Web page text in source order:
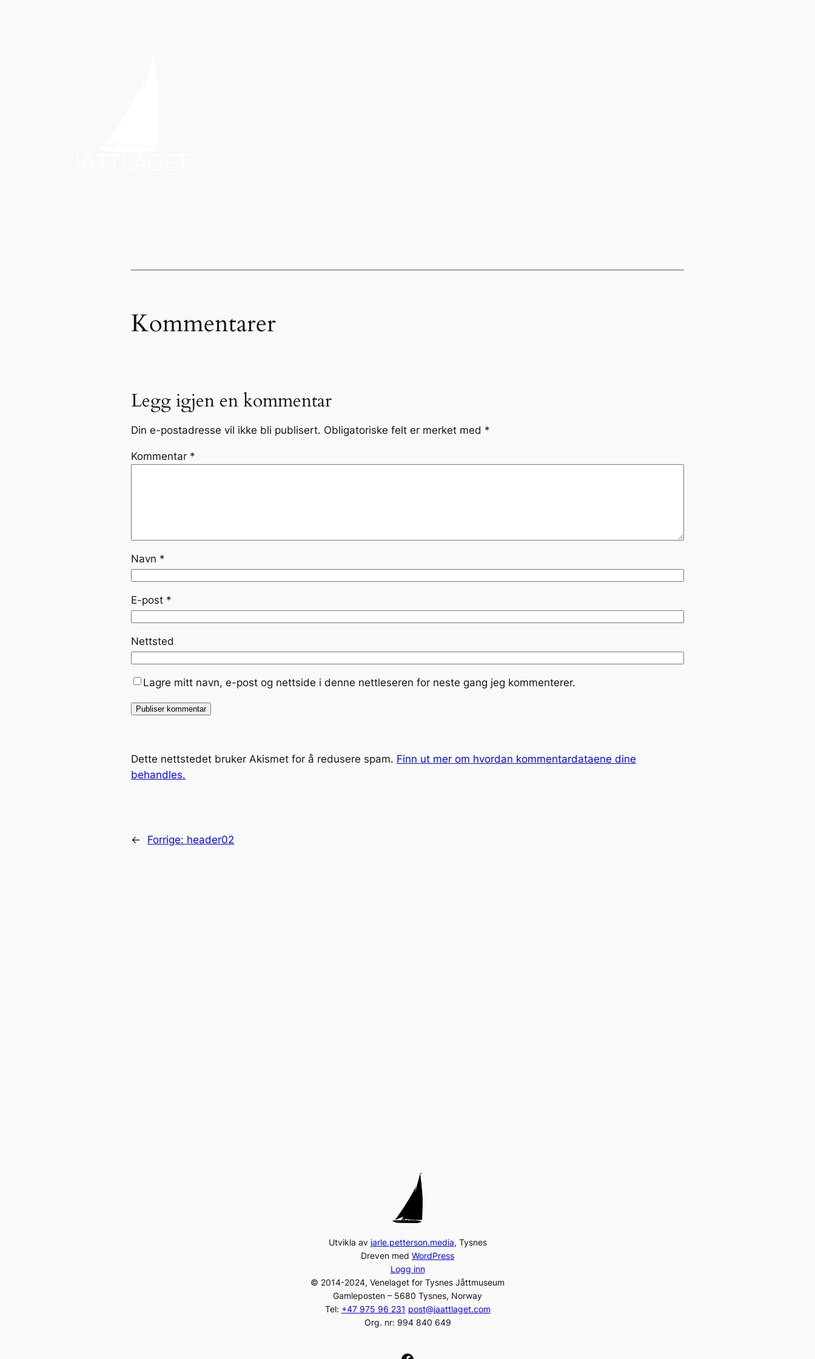
Kommentarer
Legg igjen en kommentar
Din e-postadresse vil ikke bli publisert. Obligatoriske felt er merket med *
Kommentar *
Navn *
E-post *
Nettsted
Lagre mitt navn, e-post og nettside i denne nettleseren for neste gang jeg kommenterer.
Dette nettstedet bruker Akismet for å redusere spam. Finn ut mer om hvordan kommentardataene dine
behandles.
← Forrige: header02
Utvikla av jarle.petterson.media, Tysnes
Dreven med WordPress
Logg inn
© 2014-2024, Venelaget for Tysnes Jåttmuseum
Gamleposten – 5680 Tysnes, Norway
Tel: +47 975 96 231 post@jaattlaget.com
Org. nr: 994 840 649